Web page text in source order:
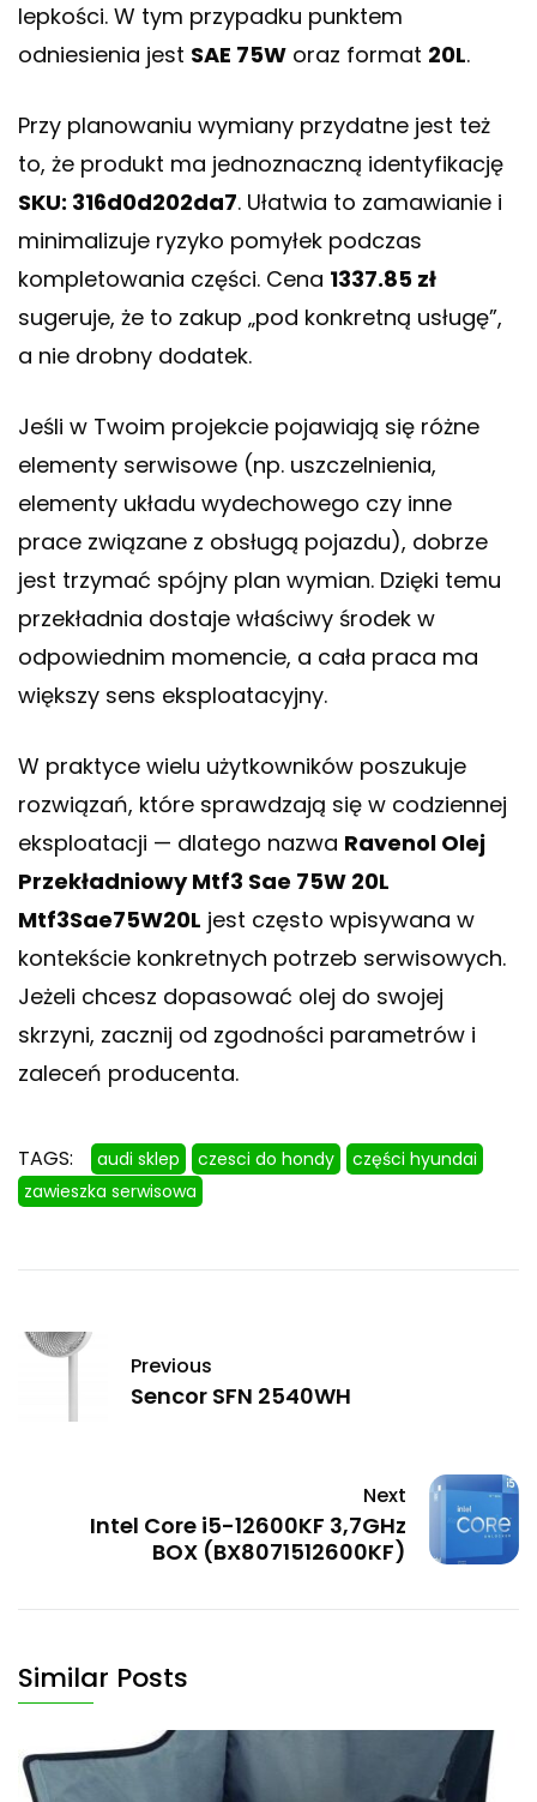
lepkości. W tym przypadku punktem
odniesienia jest SAE 75W oraz format 20L.
Przy planowaniu wymiany przydatne jest też
to, że produkt ma jednoznaczną identyfikację
SKU: 316d0d202da7. Ułatwia to zamawianie i
minimalizuje ryzyko pomyłek podczas
kompletowania części. Cena 1337.85 zł
sugeruje, że to zakup „pod konkretną usługę”,
a nie drobny dodatek.
Jeśli w Twoim projekcie pojawiają się różne
elementy serwisowe (np. uszczelnienia,
elementy układu wydechowego czy inne
prace związane z obsługą pojazdu), dobrze
jest trzymać spójny plan wymian. Dzięki temu
przekładnia dostaje właściwy środek w
odpowiednim momencie, a cała praca ma
większy sens eksploatacyjny.
W praktyce wielu użytkowników poszukuje
rozwiązań, które sprawdzają się w codziennej
eksploatacji — dlatego nazwa Ravenol Olej
Przekładniowy Mtf3 Sae 75W 20L
Mtf3Sae75W20L jest często wpisywana w
kontekście konkretnych potrzeb serwisowych.
Jeżeli chcesz dopasować olej do swojej
skrzyni, zacznij od zgodności parametrów i
zaleceń producenta.
TAGS: audi sklep czesci do hondy
części hyundai
zawieszka serwisowa
Previous
Sencor SFN 2540WH
Next
Intel Core i5-12600KF 3,7GHz
BOX (BX8071512600KF)
Similar Posts